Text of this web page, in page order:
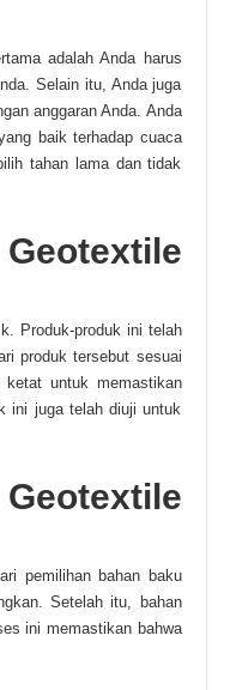
adalah Anda harus
Selain itu, Anda juga
anggaran Anda. Anda
baik terhadap cuaca
tahan lama dan tidak
Produk-produk ini telah
produk tersebut sesuai
ketat untuk memastikan
ini juga telah diuji untuk
pemilihan bahan baku
Setelah itu, bahan
ini memastikan bahwa